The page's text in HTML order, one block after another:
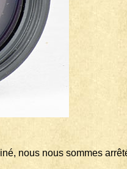
nous nous sommes